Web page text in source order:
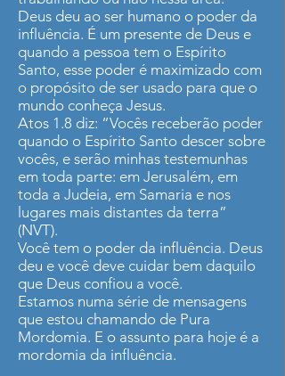
Deus deu ao ser humano o poder da
influência. É um presente de Deus e
quando a pessoa tem o Espírito
Santo, esse poder é maximizado com
o propósito de ser usado para que o
mundo conheça Jesus.
Atos 1.8 diz: “Vocês receberão poder
quando o Espírito Santo descer sobre
vocês, e serão minhas testemunhas
em toda parte: em Jerusalém, em
toda a Judeia, em Samaria e nos
lugares mais distantes da terra”
(NVT).
Você tem o poder da influência. Deus
deu e você deve cuidar bem daquilo
que Deus confiou a você.
Estamos numa série de mensagens
que estou chamando de Pura
Mordomia. E o assunto para hoje é a
mordomia da influência.